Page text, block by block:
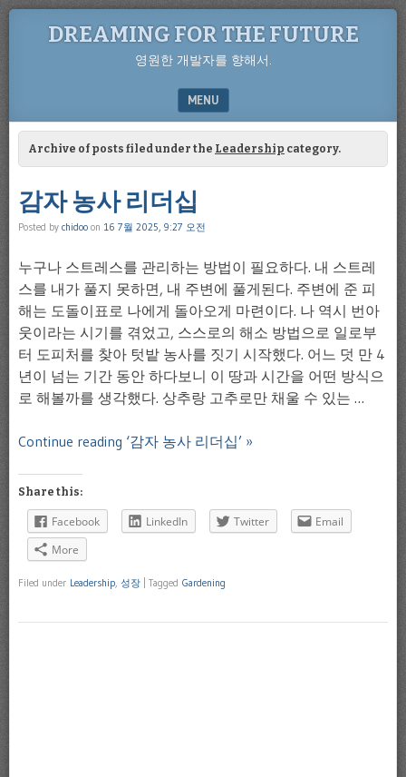
DREAMING FOR THE FUTURE
영원한 개발자를 향해서.
MENU
SKIP TO CONTENT
Archive of posts filed under the Leadership category.
감자 농사 리더십
Posted by chidoo on 16 7월 2025, 9:27 오전
누구나 스트레스를 관리하는 방법이 필요하다. 내 스트레
스를 내가 풀지 못하면, 내 주변에 풀게된다. 주변에 준 피
해는 도돌이표로 나에게 돌아오게 마련이다. 나 역시 번아
웃이라는 시기를 겪었고, 스스로의 해소 방법으로 일로부
터 도피처를 찾아 텃밭 농사를 짓기 시작했다. 어느 덧 만 4
년이 넘는 기간 동안 하다보니 이 땅과 시간을 어떤 방식으
로 해볼까를 생각했다. 상추랑 고추로만 채울 수 있는 …
Continue reading ‘감자 농사 리더십’ »
Share this:
Facebook LinkedIn Twitter
Email
More
Filed under Leadership, 성장 Tagged Gardening